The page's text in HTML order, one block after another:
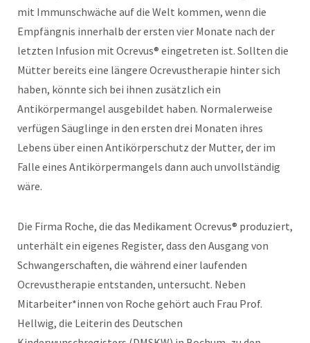
mit Immunschwäche auf die Welt kommen, wenn die
Empfängnis innerhalb der ersten vier Monate nach der
letzten Infusion mit Ocrevus® eingetreten ist. Sollten die
Mütter bereits eine längere Ocrevustherapie hinter sich
haben, könnte sich bei ihnen zusätzlich ein
Antikörpermangel ausgebildet haben. Normalerweise
verfügen Säuglinge in den ersten drei Monaten ihres
Lebens über einen Antikörperschutz der Mutter, der im
Falle eines Antikörpermangels dann auch unvollständig
wäre.
Die Firma Roche, die das Medikament Ocrevus® produziert,
unterhält ein eigenes Register, dass den Ausgang von
Schwangerschaften, die während einer laufenden
Ocrevustherapie entstanden, untersucht. Neben
Mitarbeiter*innen von Roche gehört auch Frau Prof.
Hellwig, die Leiterin des Deutschen